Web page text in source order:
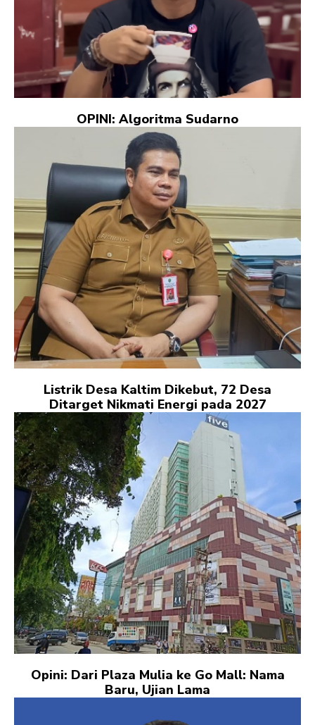
OPINI: Algoritma Sudarno
Listrik Desa Kaltim Dikebut, 72 Desa
Ditarget Nikmati Energi pada 2027
Opini: Dari Plaza Mulia ke Go Mall: Nama
Baru, Ujian Lama